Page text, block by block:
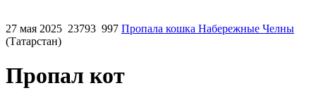
27 мая 2025 23793 997 Пропала кошка Набережные Челны
(Татарстан)
Пропал кот